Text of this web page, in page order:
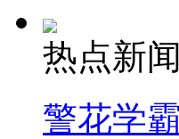
热点新闻
警花学